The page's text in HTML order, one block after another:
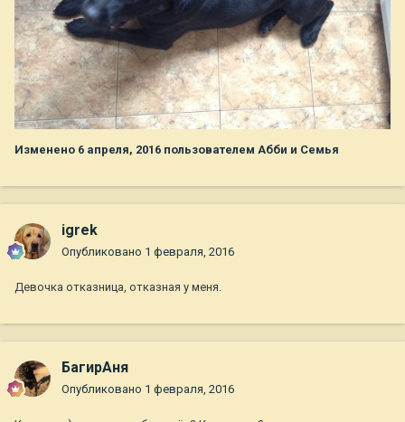
Изменено 6 апреля, 2016 пользователем Абби и Семья
igrek
Опубликовано 1 февраля, 2016
Девочка отказница, отказная у меня.
БагирАня
Опубликовано 1 февраля, 2016